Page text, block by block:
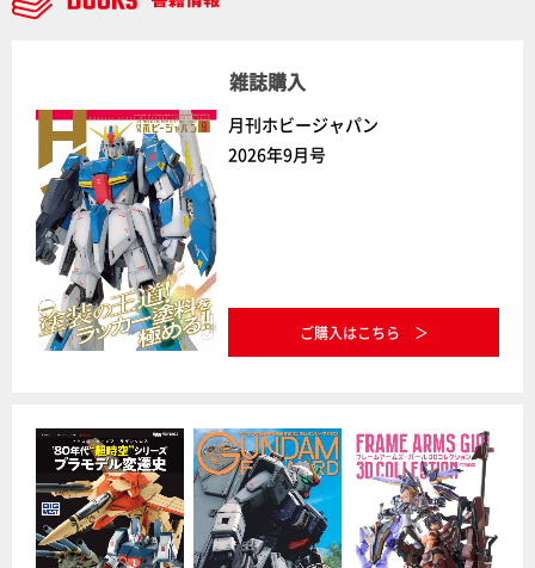
雑誌購入
月刊ホビージャパン
2026年9月号
ご購入はこちら